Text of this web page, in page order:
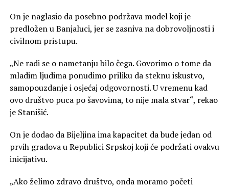
On je naglasio da posebno podržava model koji je
predložen u Banjaluci, jer se zasniva na dobrovoljnosti i
civilnom pristupu.
„Ne radi se o nametanju bilo čega. Govorimo o tome da
mladim ljudima ponudimo priliku da steknu iskustvo,
samopouzdanje i osjećaj odgovornosti. U vremenu kad
ovo društvo puca po šavovima, to nije mala stvar“, rekao
je Stanišić.
On je dodao da Bijeljina ima kapacitet da bude jedan od
prvih gradova u Republici Srpskoj koji će podržati ovakvu
inicijativu.
„Ako želimo zdravo društvo, onda moramo početi